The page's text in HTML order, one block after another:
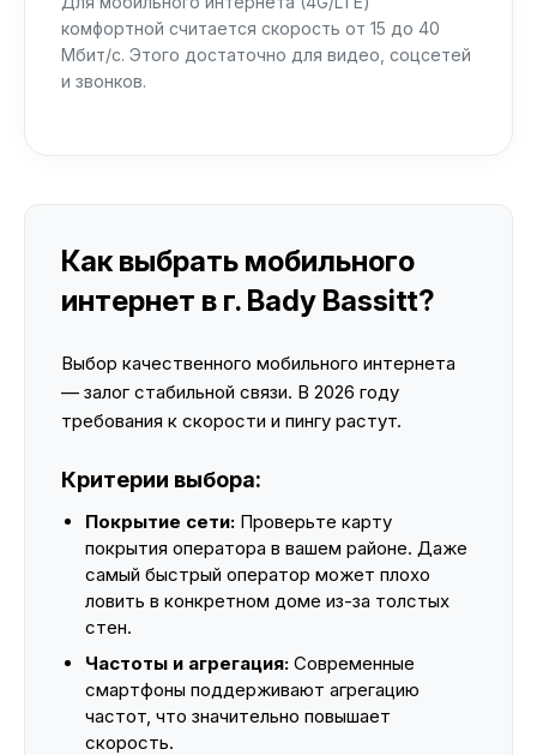
комфортной считается скорость от 15 до 40
Мбит/с. Этого достаточно для видео, соцсетей
и звонков.
Как выбрать мобильного
интернет в г. Bady Bassitt?
Выбор качественного мобильного интернета
— залог стабильной связи. В 2026 году
требования к скорости и пингу растут.
Критерии выбора:
Покрытие сети: Проверьте карту
покрытия оператора в вашем районе. Даже
самый быстрый оператор может плохо
ловить в конкретном доме из-за толстых
стен.
Частоты и агрегация: Современные
смартфоны поддерживают агрегацию
частот, что значительно повышает
скорость.